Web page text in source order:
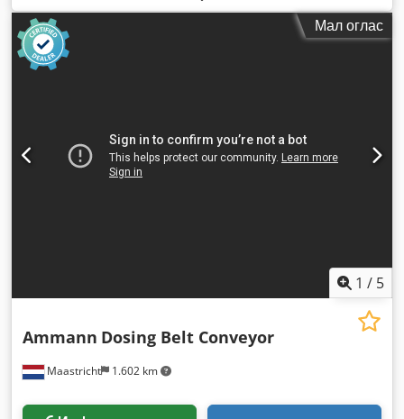
Мал оглас
1 / 5
Maastricht 1.602 km
Ammann Dosing Belt Conveyor